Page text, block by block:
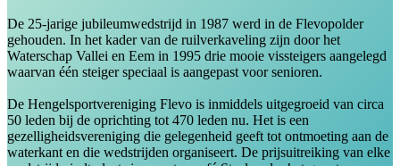
De 25-jarige jubileumwedstrijd in 1987 werd in de Flevopolder
gehouden. In het kader van de ruilverkaveling zijn door het
Waterschap Vallei en Eem in 1995 drie mooie vissteigers aangelegd
waarvan één steiger speciaal is aangepast voor senioren.
De Hengelsportvereniging Flevo is inmiddels uitgegroeid van circa
50 leden bij de oprichting tot 470 leden nu. Het is een
gezelligheidsvereniging die gelegenheid geeft tot ontmoeting aan de
waterkant en die wedstrijden organiseert. De prijsuitreiking van elke